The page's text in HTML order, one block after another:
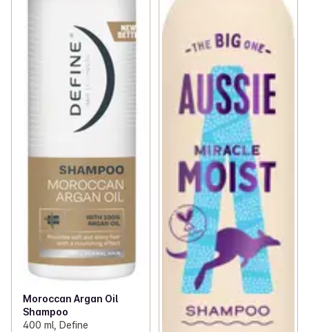
Moroccan Argan Oil
Shampoo
400 ml, Define